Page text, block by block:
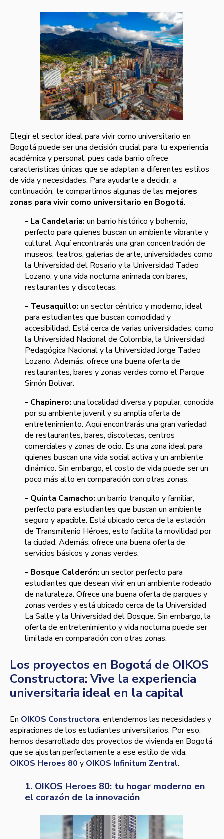
Elegir el sector ideal para vivir como universitario en
Bogotá puede ser una decisión crucial para tu experiencia
académica y personal, pues cada barrio ofrece
características únicas que se adaptan a diferentes estilos
de vida y necesidades. Para ayudarte a decidir, a
continuación, te compartimos algunas de las mejores
zonas para vivir como universitario en Bogotá:
- La Candelaria: un barrio histórico y bohemio,
perfecto para quienes buscan un ambiente vibrante y
cultural. Aquí encontrarás una gran concentración de
museos, teatros, galerías de arte, universidades como
la Universidad del Rosario y la Universidad Tadeo
Lozano, y una vida nocturna animada con bares,
restaurantes y discotecas.
- Teusaquillo: un sector céntrico y moderno, ideal
para estudiantes que buscan comodidad y
accesibilidad. Está cerca de varias universidades, como
la Universidad Nacional de Colombia, la Universidad
Pedagógica Nacional y la Universidad Jorge Tadeo
Lozano. Además, ofrece una buena oferta de
restaurantes, bares y zonas verdes como el Parque
Simón Bolívar.
- Chapinero: una localidad diversa y popular, conocida
por su ambiente juvenil y su amplia oferta de
entretenimiento. Aquí encontrarás una gran variedad
de restaurantes, bares, discotecas, centros
comerciales y zonas de ocio. Es una zona ideal para
quienes buscan una vida social activa y un ambiente
dinámico. Sin embargo, el costo de vida puede ser un
poco más alto en comparación con otras zonas.
- Quinta Camacho: un barrio tranquilo y familiar,
perfecto para estudiantes que buscan un ambiente
seguro y apacible. Está ubicado cerca de la estación
de Transmilenio Héroes, esto facilita la movilidad por
la ciudad. Además, ofrece una buena oferta de
servicios básicos y zonas verdes.
- Bosque Calderón: un sector perfecto para
estudiantes que desean vivir en un ambiente rodeado
de naturaleza. Ofrece una buena oferta de parques y
zonas verdes y está ubicado cerca de la Universidad
La Salle y la Universidad del Bosque. Sin embargo, la
oferta de entretenimiento y vida nocturna puede ser
limitada en comparación con otras zonas.
Los proyectos en Bogotá de OIKOS
Constructora: Vive la experiencia
universitaria ideal en la capital
En OIKOS Constructora, entendemos las necesidades y
aspiraciones de los estudiantes universitarios. Por eso,
hemos desarrollado dos proyectos de vivienda en Bogotá
que se ajustan perfectamente a ese estilo de vida:
OIKOS Heroes 80 y OIKOS Infinitum Zentral.
1. OIKOS Heroes 80: tu hogar moderno en
el corazón de la innovación